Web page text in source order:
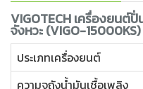
VIGOTECH เครื่องยนต์
จังหวะ (VIGO-15000KS)
ประเภทเครื่องยนต์
ความจุถังน้ำมันเชื้อเพลิง